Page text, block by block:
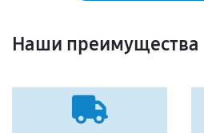
Наши преимущества